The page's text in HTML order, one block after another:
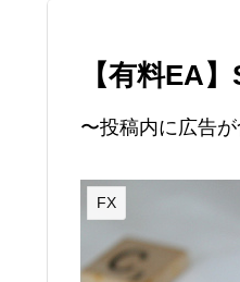
【有料EA
〜投稿内に広告
FX